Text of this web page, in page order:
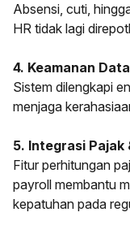
Absensi, cuti,
HR tidak lagi
4. Keamanan
Sistem dilengkapi
menjaga
5. Integrasi Pajak
Fitur perhitungan
payroll membantu
kepatuhan pada